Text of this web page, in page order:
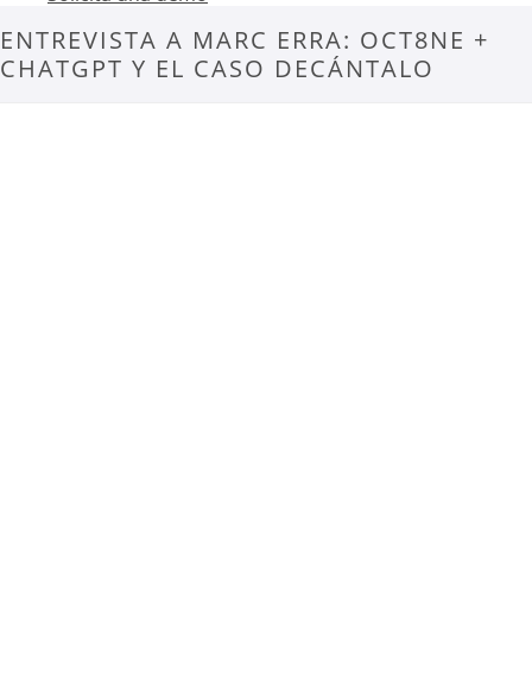
ENTREVISTA A MARC ERRA: OCT8NE +
CHATGPT Y EL CASO DECÁNTALO